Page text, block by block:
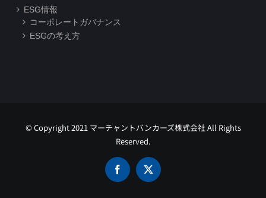
ESG情報
コーポレートガバナンス
ESGの考え方
© Copyright 2021 マーチャントバンカーズ株式会社 All Rights
Reserved.
Facebook
X